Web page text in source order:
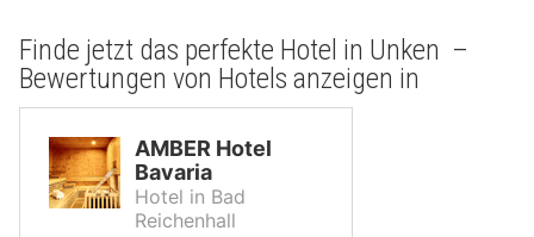
Finde jetzt das perfekte Hotel in Unken –
Bewertungen von Hotels anzeigen in
AMBER Hotel
Bavaria
Hotel in Bad
Reichenhall